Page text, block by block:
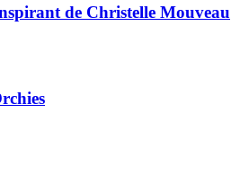
de Christelle Mouveau